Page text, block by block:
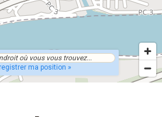
UN RESTAURANT
ma position »